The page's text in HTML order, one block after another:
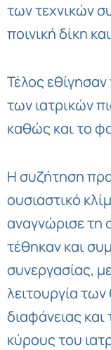
των τεχνικών
ποινική δίκη
Τέλος
των ιατρικών
καθώς και το
Η συζήτηση
ουσιαστικό
αναγνώρισε τη
τέθηκαν και
συνεργασίας,
λειτουργία
διαφάνειας
κύρους του